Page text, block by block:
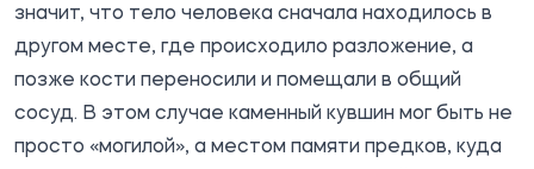
значит, что тело человека сначала находилось в
другом месте, где происходило разложение, а
позже кости переносили и помещали в общий
сосуд. В этом случае каменный кувшин мог быть не
просто «могилой», а местом памяти предков, куда